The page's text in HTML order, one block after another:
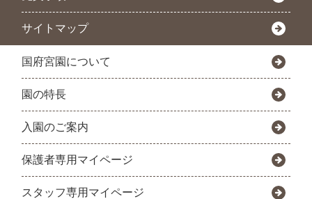
サイトマップ
国府宮園について
園の特長
入園のご案内
保護者専用マイページ
スタッフ専用マイページ